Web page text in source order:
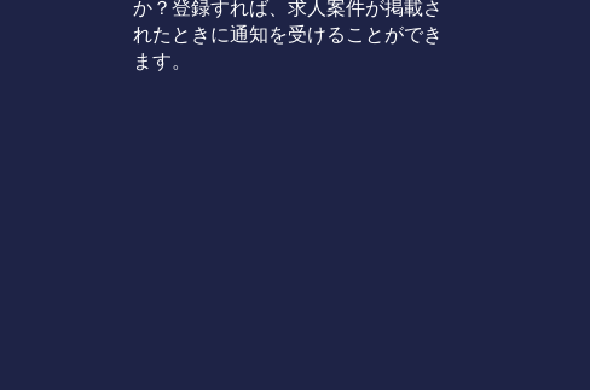
か？登録すれば、求人案件が掲載さ
れたときに通知を受けることができ
ます。